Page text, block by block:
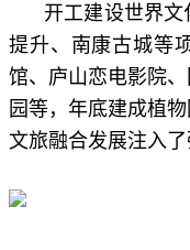
开工建设世界
提升、南康古城等
馆、庐山恋电影院
园等，年底建成植
文旅融合发展注入了